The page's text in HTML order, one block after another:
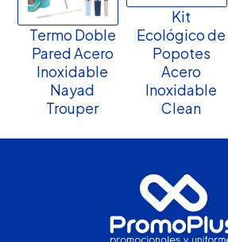
Termo Doble
Pared Acero
Inoxidable
Nayad
Trouper
Kit
Ecológico de
Popotes
Acero
Inoxidable
Clean